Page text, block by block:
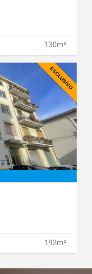
130m²
ESCLUSIVO
192m²